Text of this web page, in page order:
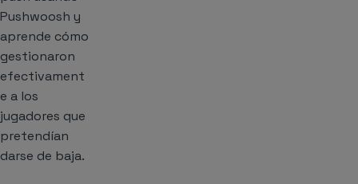
Pushwoosh y
aprende cómo
gestionaron
efectivament
e a los
jugadores que
pretendían
darse de baja.